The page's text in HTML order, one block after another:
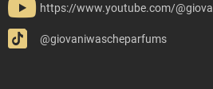
https://www.youtube.com/
@giovaniwascheparfums